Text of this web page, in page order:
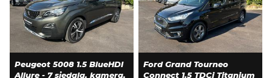
Peugeot 5008 1.5 BlueHDI
Allure - 7 sjedala, kamera,
Ford Grand Tourneo
Connect 1.5 TDCi Titanium